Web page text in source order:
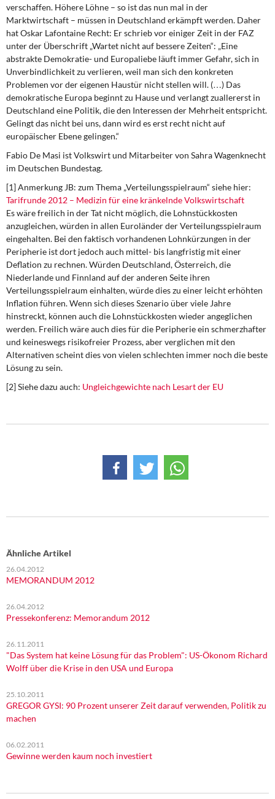
verschaffen. Höhere Löhne – so ist das nun mal in der
Marktwirtschaft – müssen in Deutschland erkämpft werden. Daher
hat Oskar Lafontaine Recht: Er schrieb vor einiger Zeit in der FAZ
unter der Überschrift „Wartet nicht auf bessere Zeiten“: „Eine
abstrakte Demokratie- und Europaliebe läuft immer Gefahr, sich in
Unverbindlichkeit zu verlieren, weil man sich den konkreten
Problemen vor der eigenen Haustür nicht stellen will. (…) Das
demokratische Europa beginnt zu Hause und verlangt zuallererst in
Deutschland eine Politik, die den Interessen der Mehrheit entspricht.
Gelingt das nicht bei uns, dann wird es erst recht nicht auf
europäischer Ebene gelingen.“
Fabio De Masi ist Volkswirt und Mitarbeiter von Sahra Wagenknecht
im Deutschen Bundestag.
[1] Anmerkung JB: zum Thema „Verteilungsspielraum“ siehe hier:
Tarifrunde 2012 – Medizin für eine kränkelnde Volkswirtschaft
Es wäre freilich in der Tat nicht möglich, die Lohnstückkosten
anzugleichen, würden in allen Euroländer der Verteilungsspielraum
eingehalten. Bei den faktisch vorhandenen Lohnkürzungen in der
Peripherie ist dort jedoch auch mittel- bis langfristig mit einer
Deflation zu rechnen. Würden Deutschland, Österreich, die
Niederlande und Finnland auf der anderen Seite ihren
Verteilungsspielraum einhalten, würde dies zu einer leicht erhöhten
Inflation führen. Wenn sich dieses Szenario über viele Jahre
hinstreckt, können auch die Lohnstückkosten wieder angeglichen
werden. Freilich wäre auch dies für die Peripherie ein schmerzhafter
und keineswegs risikofreier Prozess, aber verglichen mit den
Alternativen scheint dies von vielen schlechten immer noch die beste
Lösung zu sein.
[2] Siehe dazu auch: Ungleichgewichte nach Lesart der EU
Ähnliche Artikel
26.04.2012
MEMORANDUM 2012
26.04.2012
Pressekonferenz: Memorandum 2012
26.11.2011
"Das System hat keine Lösung für das Problem": US-Ökonom Richard
Wolff über die Krise in den USA und Europa
25.10.2011
GREGOR GYSI: 90 Prozent unserer Zeit darauf verwenden, Politik zu
machen
06.02.2011
Gewinne werden kaum noch investiert